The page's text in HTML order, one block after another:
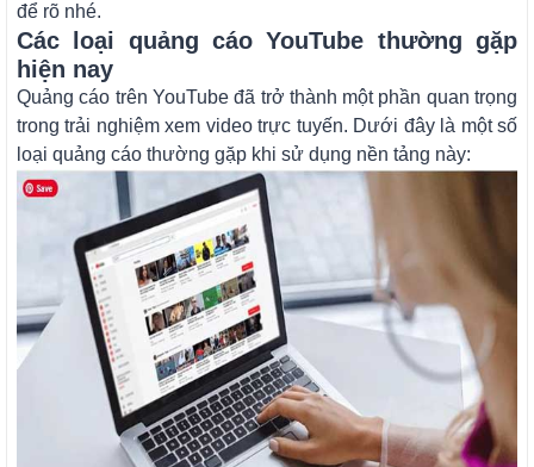
để rõ nhé.
Các loại quảng cáo YouTube thường gặp
hiện nay
Quảng cáo trên YouTube đã trở thành một phần quan trọng
trong trải nghiệm xem video trực tuyến. Dưới đây là một số
loại quảng cáo thường gặp khi sử dụng nền tảng này: